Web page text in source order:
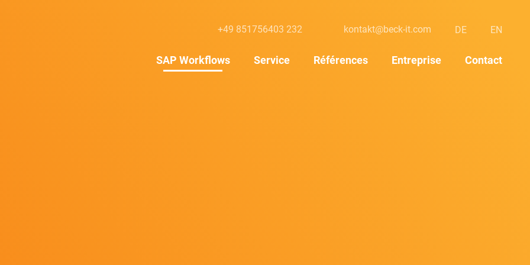
+49 851756403 232 kontakt@beck-it.com DE EN
SAP Workflows Service Références Entreprise Contact